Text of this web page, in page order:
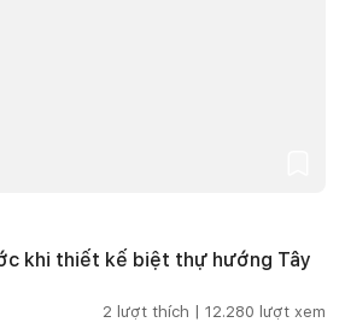
khi thiết kế biệt thự hướng Tây
2 lượt thích | 12.280 lượt xem